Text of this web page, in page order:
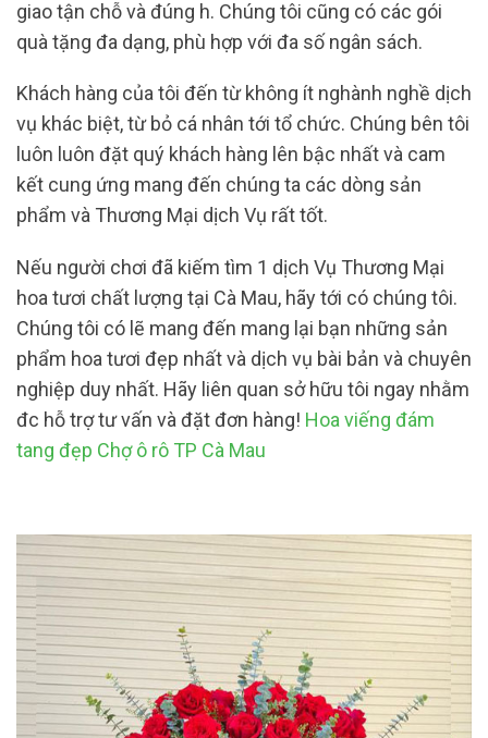
giao tận chỗ và đúng h. Chúng tôi cũng có các gói
quà tặng đa dạng, phù hợp với đa số ngân sách.
Khách hàng của tôi đến từ không ít nghành nghề dịch
vụ khác biệt, từ bỏ cá nhân tới tổ chức. Chúng bên tôi
luôn luôn đặt quý khách hàng lên bậc nhất và cam
kết cung ứng mang đến chúng ta các dòng sản
phẩm và Thương Mại dịch Vụ rất tốt.
Nếu người chơi đã kiếm tìm 1 dịch Vụ Thương Mại
hoa tươi chất lượng tại Cà Mau, hãy tới có chúng tôi.
Chúng tôi có lẽ mang đến mang lại bạn những sản
phẩm hoa tươi đẹp nhất và dịch vụ bài bản và chuyên
nghiệp duy nhất. Hãy liên quan sở hữu tôi ngay nhằm
đc hỗ trợ tư vấn và đặt đơn hàng! Hoa viếng đám
tang đẹp Chợ ô rô TP Cà Mau